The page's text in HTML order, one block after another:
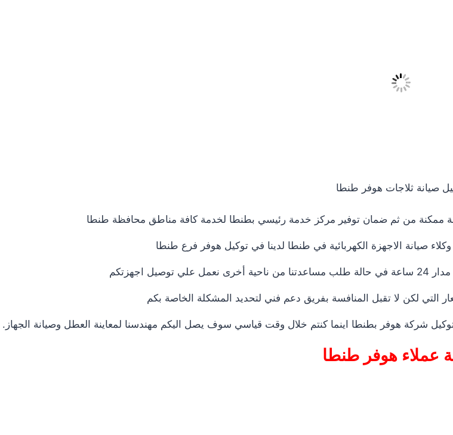
صيانة ثلاجات هوفر طنطا
من ثم ضمان توفير مركز خدمة رئيسي بطنطا لخدمة كافة مناطق محافظة طنطا
صيانة الاجهزة الكهربائية في طنطا لدينا في توكيل هوفر فرع طنطا
لكن لا تقبل المنافسة بفريق دعم فني لتحديد المشكلة الخاصة بكم
شركة هوفر بطنطا اينما كنتم خلال وقت قياسي سوف يصل اليكم مهندسنا لمعاينة العطل وصيانة الجهاز.
عملاء هوفر طنطا